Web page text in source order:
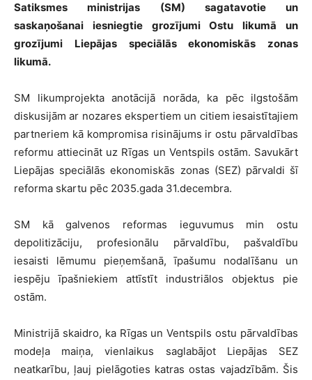
Satiksmes ministrijas (SM) sagatavotie un
saskaņošanai iesniegtie grozījumi Ostu likumā un
grozījumi Liepājas speciālās ekonomiskās zonas
likumā.
SM likumprojekta anotācijā norāda, ka pēc ilgstošām
diskusijām ar nozares ekspertiem un citiem iesaistītajiem
partneriem kā kompromisa risinājums ir ostu pārvaldības
reformu attiecināt uz Rīgas un Ventspils ostām. Savukārt
Liepājas speciālās ekonomiskās zonas (SEZ) pārvaldi šī
reforma skartu pēc 2035.gada 31.decembra.
SM kā galvenos reformas ieguvumus min ostu
depolitizāciju, profesionālu pārvaldību, pašvaldību
iesaisti lēmumu pieņemšanā, īpašumu nodalīšanu un
iespēju īpašniekiem attīstīt industriālos objektus pie
ostām.
Ministrijā skaidro, ka Rīgas un Ventspils ostu pārvaldības
modeļa maiņa, vienlaikus saglabājot Liepājas SEZ
neatkarību, ļauj pielāgoties katras ostas vajadzībām. Šis